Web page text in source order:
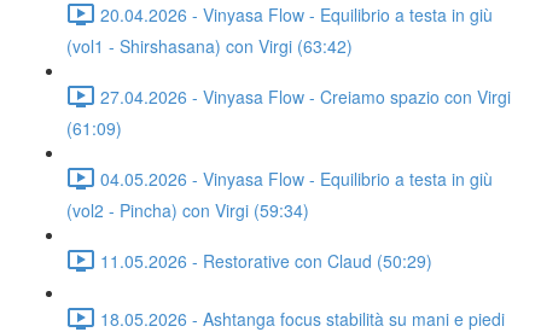
20.04.2026 - Vinyasa Flow - Equilibrio a testa in giù
(vol1 - Shirshasana) con Virgi (63:42)
27.04.2026 - Vinyasa Flow - Creiamo spazio con Virgi
(61:09)
04.05.2026 - Vinyasa Flow - Equilibrio a testa in giù
(vol2 - Pincha) con Virgi (59:34)
11.05.2026 - Restorative con Claud (50:29)
18.05.2026 - Ashtanga focus stabilità su mani e piedi